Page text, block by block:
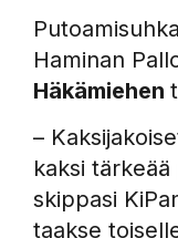
Haminan
Häkämiehen
–
kaksi
skippasi
taakse